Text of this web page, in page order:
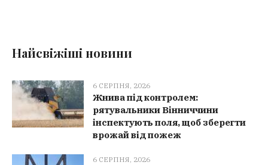
Найсвіжіші новини
6 СЕРПНЯ, 2026
Жнива під контролем:
рятувальники Вінниччини
інспектують поля, щоб зберегти
врожай від пожеж
6 СЕРПНЯ, 2026